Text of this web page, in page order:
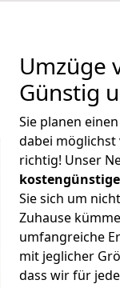
Umzüge
Günstig
Sie planen
dabei möglichst
richtig! Unser
Sie sich um
Zuhause
umfangreiche
mit jeglicher
dass wir für